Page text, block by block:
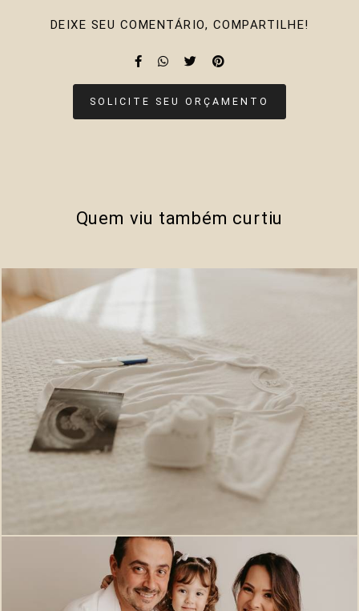
DEIXE SEU COMENTÁRIO, COMPARTILHE!
SOLICITE SEU ORÇAMENTO
Quem viu também curtiu
259